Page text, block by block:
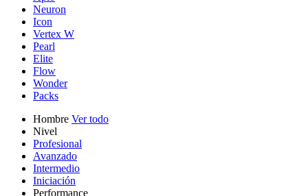
Neuron
Icon
Vertex W
Pearl
Elite
Flow
Wonder
Packs
Hombre Ver todo
Nivel
Profesional
Avanzado
Intermedio
Iniciación
Performance